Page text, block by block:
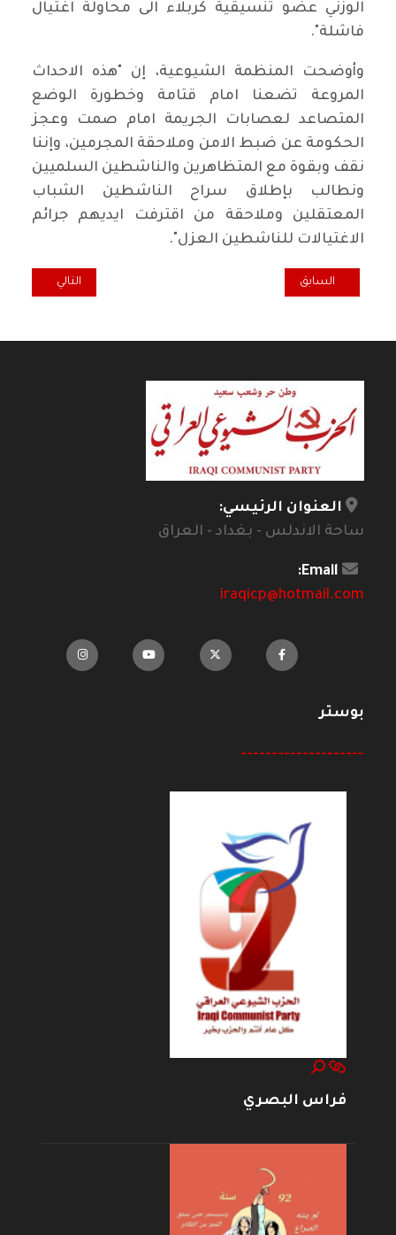
الوزني عضو تنسيقية كربلاء الى محاولة اغتيال
فاشلة".
وأوضحت المنظمة الشيوعية، إن "هذه الاحداث
المروعة تضعنا امام قتامة وخطورة الوضع
المتصاعد لعصابات الجريمة امام صمت وعجز
الحكومة عن ضبط الامن وملاحقة المجرمين، وإننا
نقف وبقوة مع المتظاهرين والناشطين السلميين
ونطالب بإطلاق سراح الناشطين الشباب
المعتقلين وملاحقة من اقترفت ايديهم جرائم
الاغتيالات للناشطين العزل".
المقال السابق: المكتب السياسي للحزب الشيوعي العراقي: القصف
السابق المقال التالي:
التالي
العنوان الرئيسي:
ساحة الاندلس - بغداد - العراق
Email:
iraqicp@hotmail.com
بوستر
--------------------
فراس البصري